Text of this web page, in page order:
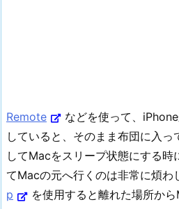
Remote
などを使って、
していると、そのまま布団に入っ
してMacをスリープ状態にする時
てMacの元へ行くのは非常に煩わ
p
を使用すると離れた場所か